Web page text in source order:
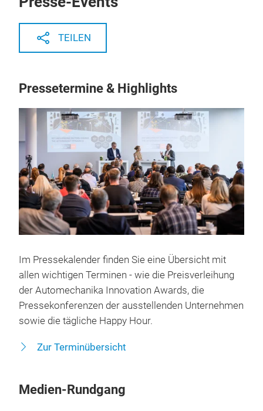
TEILEN
Pressetermine & Highlights
Im Pressekalender finden Sie eine Übersicht mit
allen wichtigen Terminen - wie die Preisverleihung
der Automechanika Innovation Awards, die
Pressekonferenzen der ausstellenden Unternehmen
sowie die tägliche Happy Hour.
Zur Terminübersicht
Medien-Rundgang